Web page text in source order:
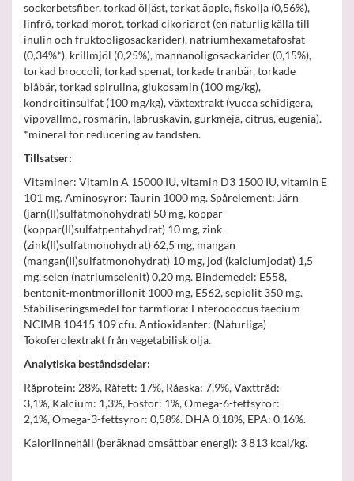
sockerbetsfiber, torkad öljäst, torkat äpple, fiskolja (0,56%),
linfrö, torkad morot, torkad cikoriarot (en naturlig källa till
inulin och fruktooligosackarider), natriumhexametafosfat
(0,34%*), krillmjöl (0,25%), mannanoligosackarider (0,15%),
torkad broccoli, torkad spenat, torkade tranbär, torkade
blåbär, torkad spirulina, glukosamin (100 mg/kg),
kondroitinsulfat (100 mg/kg), växtextrakt (yucca schidigera,
vippvallmo, rosmarin, labruskavin, gurkmeja, citrus, eugenia).
*mineral för reducering av tandsten.
Tillsatser:
Vitaminer: Vitamin A 15000 IU, vitamin D3 1500 IU, vitamin E
101 mg. Aminosyror: Taurin 1000 mg. Spårelement: Järn
(järn(II)sulfatmonohydrat) 50 mg, koppar
(koppar(II)sulfatpentahydrat) 10 mg, zink
(zink(II)sulfatmonohydrat) 62,5 mg, mangan
(mangan(II)sulfatmonohydrat) 10 mg, jod (kalciumjodat) 1,5
mg, selen (natriumselenit) 0,20 mg. Bindemedel: E558,
bentonit-montmorillonit 1000 mg, E562, sepiolit 350 mg.
Stabiliseringsmedel för tarmflora: Enterococcus faecium
NCIMB 10415 109 cfu. Antioxidanter: (Naturliga)
Tokoferolextrakt från vegetabilisk olja.
Analytiska beståndsdelar:
Råprotein: 28%, Råfett: 17%, Råaska: 7,9%, Växttråd:
3,1%, Kalcium: 1,3%, Fosfor: 1%, Omega-6-fettsyror:
2,1%, Omega-3-fettsyror: 0,58%. DHA 0,18%, EPA: 0,16%.
Kaloriinnehåll (beräknad omsättbar energi): 3 813 kcal/kg.